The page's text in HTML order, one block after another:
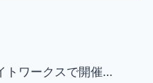
トワークスで開催…